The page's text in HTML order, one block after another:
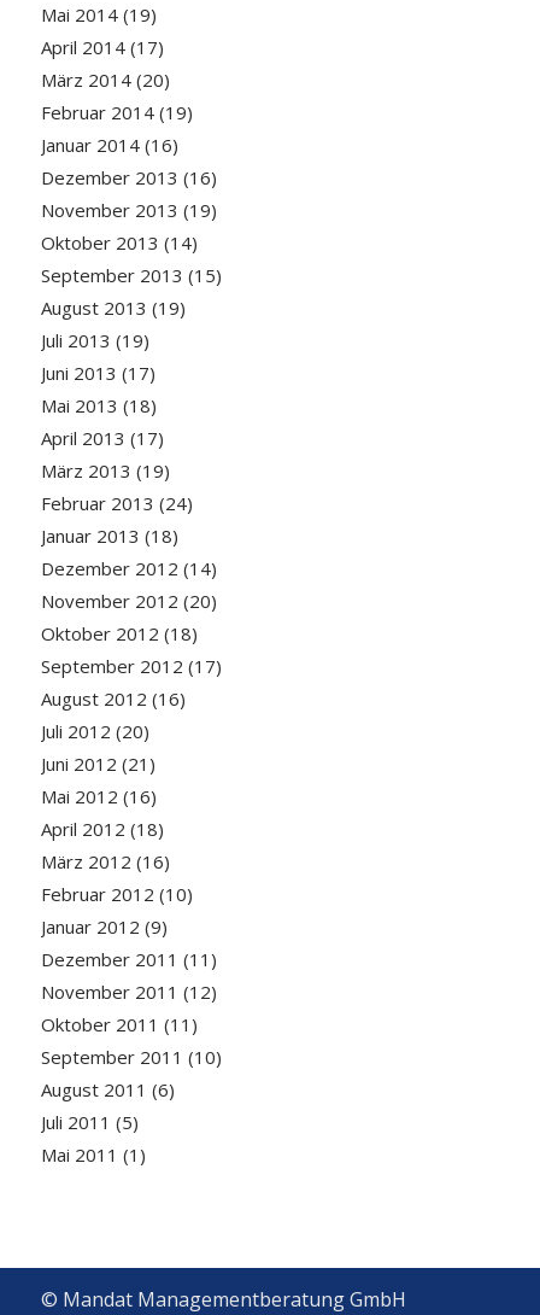
Mai 2014(19)
April 2014(17)
März 2014(20)
Februar 2014(19)
Januar 2014(16)
Dezember 2013 (16)
November 2013 (19)
Oktober 2013 (14)
September 2013 (15)
August 2013 (19)
Juli 2013 (19)
Juni 2013 (17)
Mai 2013 (18)
April 2013 (17)
März 2013 (19)
Februar 2013 (24)
Januar 2013 (18)
Dezember 2012 (14)
November 2012 (20)
Oktober 2012 (18)
September 2012 (17)
August 2012 (16)
Juli 2012 (20)
Juni 2012 (21)
Mai 2012 (16)
April 2012 (18)
März 2012 (16)
Februar 2012 (10)
Januar 2012 (9)
Dezember 2011 (11)
November 2011 (12)
Oktober 2011 (11)
September 2011 (10)
August 2011 (6)
Juli 2011 (5)
Mai 2011 (1)
© Mandat Managementberatung GmbH